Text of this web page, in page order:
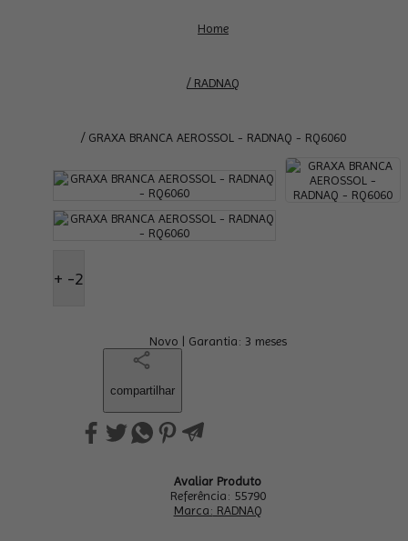
Home
/ RADNAQ
/ GRAXA BRANCA AEROSSOL - RADNAQ - RQ6060
+ -2
Novo | Garantia: 3 meses
compartilhar
Avaliar Produto
Referência: 55790
Marca: RADNAQ